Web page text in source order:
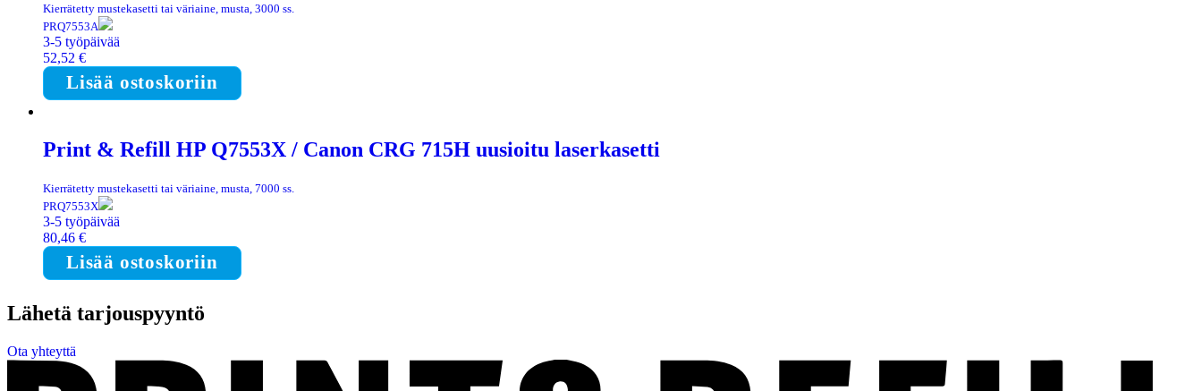
Kierrätetty mustekasetti tai väriaine, musta, 3000 ss.
PRQ7553A
3-5 työpäivää
52,52 €
Lisää ostoskoriin
Print & Refill HP Q7553X / Canon CRG 715H uusioitu laserkasetti
Kierrätetty mustekasetti tai väriaine, musta, 7000 ss.
PRQ7553X
3-5 työpäivää
80,46 €
Lisää ostoskoriin
Lähetä tarjouspyyntö
Ota yhteyttä